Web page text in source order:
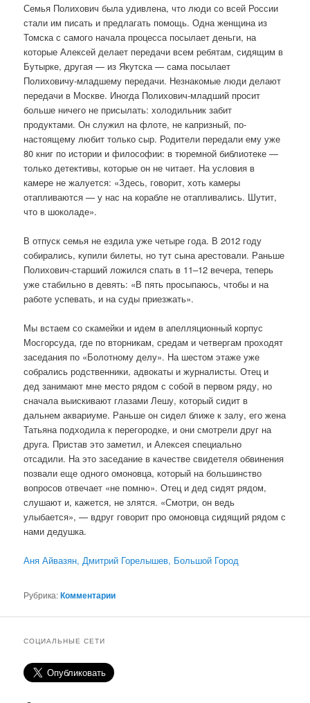
Семья Полихович была удивлена, что люди со всей России
стали им писать и предлагать помощь. Одна женщина из
Томска с самого начала процесса посылает деньги, на
которые Алексей делает передачи всем ребятам, сидящим в
Бутырке, другая — из Якутска — сама посылает
Полиховичу-младшему передачи. Незнакомые люди делают
передачи в Москве. Иногда Полихович-младший просит
больше ничего не присылать: холодильник забит
продуктами. Он служил на флоте, не капризный, по-
настоящему любит только сыр. Родители передали ему уже
80 книг по истории и философии: в тюремной библиотеке —
только детективы, которые он не читает. На условия в
камере не жалуется: «Здесь, говорит, хоть камеры
отапливаются — у нас на корабле не отапливались. Шутит,
что в шоколаде».
В отпуск семья не ездила уже четыре года. В 2012 году
собирались, купили билеты, но тут сына арестовали. Раньше
Полихович-старший ложился спать в 11–12 вечера, теперь
уже стабильно в девять: «В пять просыпаюсь, чтобы и на
работе успевать, и на суды приезжать».
Мы встаем со скамейки и идем в апелляционный корпус
Мосгорсуда, где по вторникам, средам и четвергам проходят
заседания по «Болотному делу». На шестом этаже уже
собрались родственники, адвокаты и журналисты. Отец и
дед занимают мне место рядом с собой в первом ряду, но
сначала выискивают глазами Лешу, который сидит в
дальнем аквариуме. Раньше он сидел ближе к залу, его жена
Татьяна подходила к перегородке, и они смотрели друг на
друга. Пристав это заметил, и Алексея специально
отсадили. На это заседание в качестве свидетеля обвинения
позвали еще одного омоновца, который на большинство
вопросов отвечает «не помню». Отец и дед сидят рядом,
слушают и, кажется, не злятся. «Смотри, он ведь
улыбается», — вдруг говорит про омоновца сидящий рядом с
нами дедушка.
Аня Айвазян, Дмитрий Горелышев, Большой Город
Рубрика:Комментарии
СОЦИАЛЬНЫЕ СЕТИ